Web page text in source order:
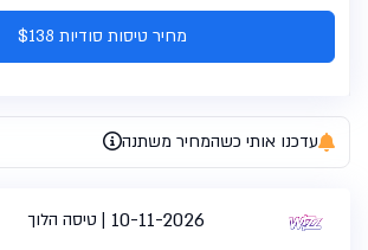
מחיר טיסות סודיות $138
עדכנו אותי כשהמחיר משתנה
טיסה הלוך 10-11-2026